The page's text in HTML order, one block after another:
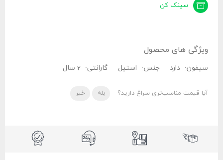
سینک کن
ویژگی های محصول
سیفون: دارد جنس: استیل گارانتی:
آیا قیمت مناسب‌تری سراغ دارید؟ بله خیر